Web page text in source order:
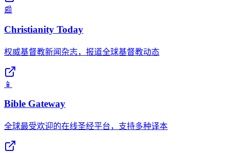
📰
Christianity Today
权威基督教新闻杂志，报道全球基督教动态
📱
Bible Gateway
全球最受欢迎的在线圣经平台，支持多种译本